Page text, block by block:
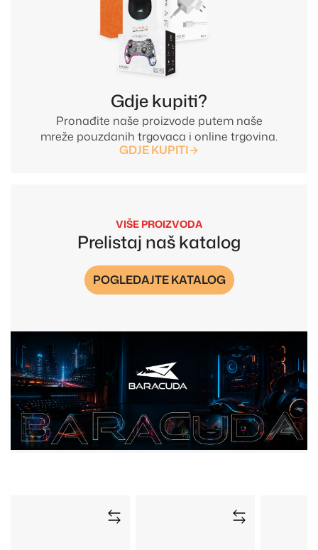
Pronađite naše proizvode putem naše
mreže pouzdanih trgovaca i online trgovina.
Gdje kupiti?
GDJE KUPITI
VIŠE PROIZVODA
Prelistaj naš katalog
POGLEDAJTE KATALOG